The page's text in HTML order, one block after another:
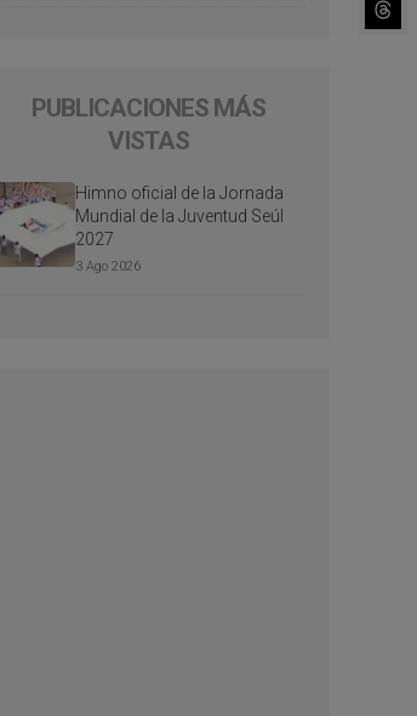
PUBLICACIONES MÁS
VISTAS
Himno oficial de la Jornada
Mundial de la Juventud Seúl
2027
3 Ago 2026